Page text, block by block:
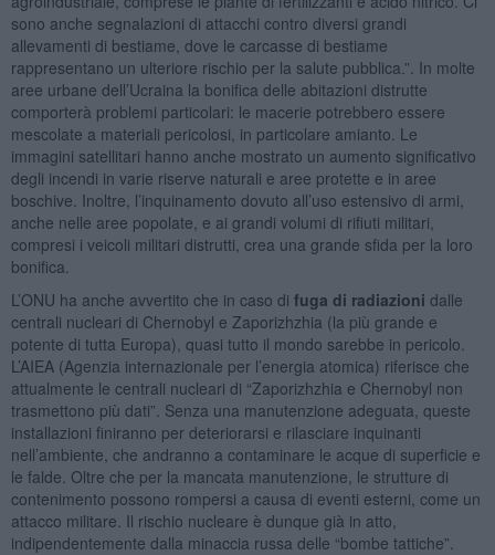
sono anche segnalazioni di attacchi contro diversi grandi
allevamenti di bestiame, dove le carcasse di bestiame
rappresentano un ulteriore rischio per la salute pubblica.”. In molte
aree urbane dell’Ucraina la bonifica delle abitazioni distrutte
comporterà problemi particolari: le macerie potrebbero essere
mescolate a materiali pericolosi, in particolare amianto. Le
immagini satellitari hanno anche mostrato un aumento significativo
degli incendi in varie riserve naturali e aree protette e in aree
boschive. Inoltre, l’inquinamento dovuto all’uso estensivo di armi,
anche nelle aree popolate, e ai grandi volumi di rifiuti militari,
compresi i veicoli militari distrutti, crea una grande sfida per la loro
bonifica.
L’ONU ha anche avvertito che in caso di fuga di radiazioni dalle
centrali nucleari di Chernobyl e Zaporizhzhia (la più grande e
potente di tutta Europa), quasi tutto il mondo sarebbe in pericolo.
L’AIEA (Agenzia internazionale per l’energia atomica) riferisce che
attualmente le centrali nucleari di “Zaporizhzhia e Chernobyl non
trasmettono più dati”. Senza una manutenzione adeguata, queste
installazioni finiranno per deteriorarsi e rilasciare inquinanti
nell’ambiente, che andranno a contaminare le acque di superficie e
le falde. Oltre che per la mancata manutenzione, le strutture di
contenimento possono rompersi a causa di eventi esterni, come un
attacco militare. Il rischio nucleare è dunque già in atto,
indipendentemente dalla minaccia russa delle “bombe tattiche”.